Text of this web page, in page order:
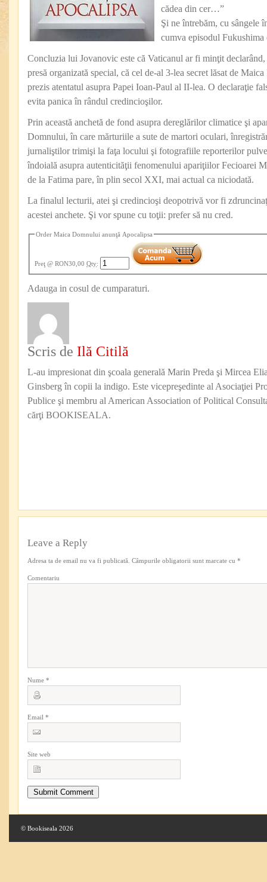
cădea din cer…”
Şi ne întrebăm, cu sângele
cumva episodul
Concluzia lui Jovanovic este că Vaticanul ar fi minţit
presă organizată special, că cel de-al 3-lea secret lăsat de
prezis atentatul asupra Papei Ioan-Paul al II-lea. O declaraţie
evita panica în rândul credincioşilor.
Prin această anchetă de fond asupra dereglărilor climatice şi
Domnului, în care mărturiile a sute de martori oculari,
jurnaliştilor trimişi la faţa locului şi fotografiile reporterilor
îndoială asupra autenticităţii fenomenului apariţiilor Fecioarei
de la Fatima pare, în plin secol XXI, mai actual ca niciodată.
La finalul lecturii, atei şi credincioşi deopotrivă vor fi
acestei anchete. Şi vor spune cu toţii: prefer să nu cred.
Order Maica Domnului anunţă Apocalipsa
Preţ@ RON30,00 Qty:
Adauga in cosul de cumparaturi.
Scris de Ilă Citilă
L-au impresionat din şcoala generală Marin Preda şi Mircea
Ginsberg în copii la indigo. Este vicepreşedinte al Asociaţiei
Publice şi membru al American Association of Political
cărţi BOOKISEALA.
Leave a Reply
Adresa ta de email nu va fi publicată. Câmpurile obligatorii sunt marcate cu *
Comentariu
Nume *
Email *
Site web
© Bookiseala 2026